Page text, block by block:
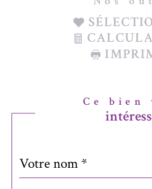
Ce bien
par
défaut
*